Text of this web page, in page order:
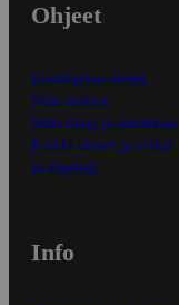
Ohjeet
Ensitilaajan ohjeet
Näin maksat
Näin tilaat ja muokkaat
Kaikki ohjeet ja vinkit
In English
Info